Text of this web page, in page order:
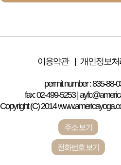
이용약관 | 개인정보처
permit number : 835-88-
fax: 02-499-5253 |
Copyright (C) 2014
주소 보기
전화번호 보기